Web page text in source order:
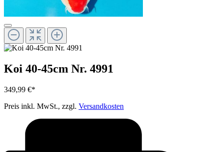
Koi 40-45cm Nr. 4991
349,99 €*
Preis inkl. MwSt., zzgl. Versandkosten